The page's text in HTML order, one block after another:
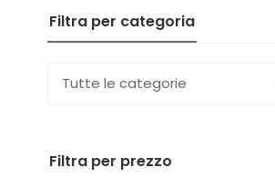
Filtra per categoria
Filtra per prezzo